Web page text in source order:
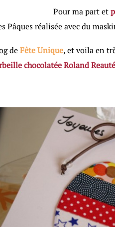
Pour ma part et
Pâques réalisée avec du
deFête Unique, et voila en
chocolatée Roland Reauté